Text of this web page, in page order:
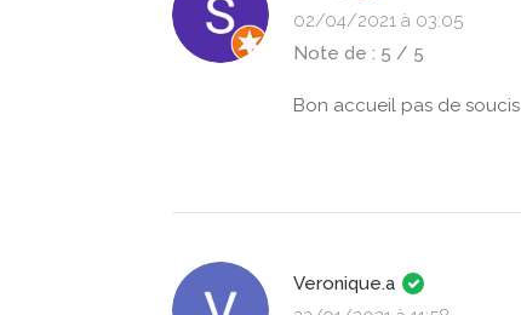
02/04/2021 à 03:05
Note de : 5 / 5
Bon accueil pas de soucis
Veronique.a